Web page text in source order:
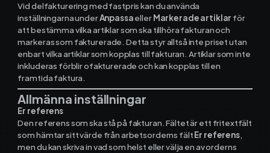
App Store
Vid delfakturering med fastpris kan du använda
inställningarna underAnpassaellerMarkerade artiklar för
att bestämma vilka artiklar som ska tillhöra fakturan och
markeras som fakturerade. Detta styr alltså inte priset utan
enbart vilka artiklar som kopplas till fakturan. Artiklar som inte
inkluderas förblir ofakturerade och kan kopplas till en
framtida faktura.
Allmänna inställningar
Er referens
Den referens som ska stå på fakturan. Fältet är ett fritextfält
som hämtar sitt värde från arbetsorderns fältEr referens,
men du kan skriva in vad som helst eller välja en av orderns